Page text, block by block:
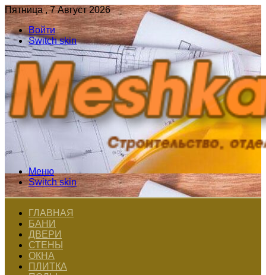
Пятница , 7 Август 2026
Войти
Switch skin
Меню
Switch skin
ГЛАВНАЯ
БАНИ
ДВЕРИ
СТЕНЫ
ОКНА
ПЛИТКА